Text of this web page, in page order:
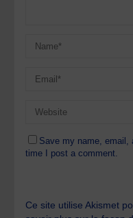
Save my name, email,
time I post a comment.
Ce site utilise Akismet